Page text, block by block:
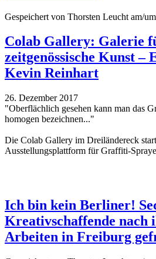
Gespeichert von Thorsten Leucht am/
Colab Gallery: Galerie
zeitgenössische Kunst
Kevin Reinhart
26. Dezember 2017
"Oberflächlich gesehen kann man das
homogen bezeichnen..."
Die Colab Gallery im Dreiländereck
Ausstellungsplattform für Graffiti-
Ich bin kein Berliner!
Kreativschaffende nach
Arbeiten in Freiburg